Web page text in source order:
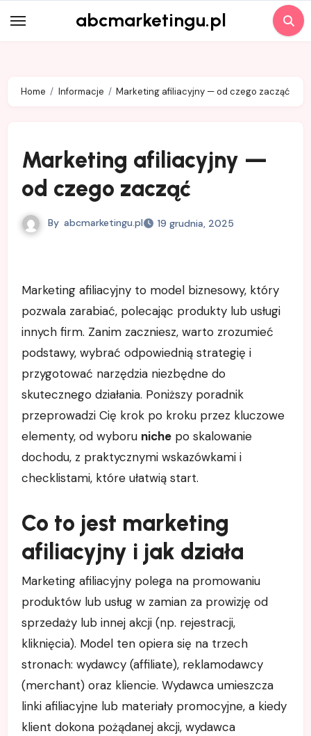
to
abcmarketingu.pl
Home Informacje Marketing afiliacyjny — od czego zacząć
Marketing afiliacyjny —
od czego zacząć
By abcmarketingu.pl 19 grudnia, 2025
Marketing afiliacyjny to model biznesowy, który
pozwala zarabiać, polecając produkty lub usługi
innych firm. Zanim zaczniesz, warto zrozumieć
podstawy, wybrać odpowiednią strategię i
przygotować narzędzia niezbędne do
skutecznego działania. Poniższy poradnik
przeprowadzi Cię krok po kroku przez kluczowe
elementy, od wyboru nichepo skalowanie
dochodu, z praktycznymi wskazówkami i
checklistami, które ułatwią start.
Co to jest marketing
afiliacyjny i jak działa
Marketing afiliacyjny polega na promowaniu
produktów lub usług w zamian za prowizję od
sprzedaży lub innej akcji (np. rejestracji,
kliknięcia). Model ten opiera się na trzech
stronach: wydawcy (affiliate), reklamodawcy
(merchant) oraz kliencie. Wydawca umieszcza
linki afiliacyjne lub materiały promocyjne, a kiedy
klient dokona pożądanej akcji, wydawca